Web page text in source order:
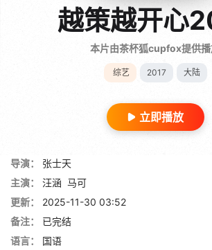
越策越开心
本片由茶杯狐cupfox提供
综艺 2017 大陆
立即播放
导演：
张士天
主演：
汪涵 马可
更新：
2025-11-30 03:52
备注：
已完结
语言：
国语